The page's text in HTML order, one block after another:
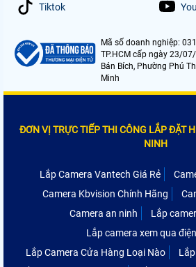
Tiktok
Mã số doanh nghiệp:
TP.HCM cấp ngày 23/
Bán Bích, Phường Phú
Minh
ĐƠN VỊ TRỰC TIẾP THI CÔNG LẮP ĐẶT
NINH
Lắp Camera Vantech Giá Rẻ
Camera Kbvision Chính Hãng
Camera an ninh
Lắp
Lắp camera xem qua
Lắp Camera Cửa Hàng Loại Nào